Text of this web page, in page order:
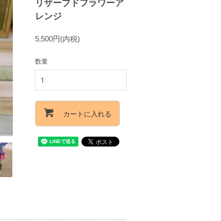
リザーブドフラワーア
レンジ
5,500円(内税)
数量
カートに入れる